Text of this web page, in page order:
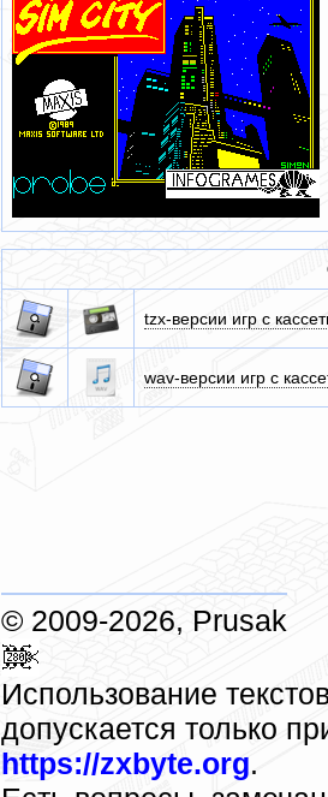
tzx-версии игр с
wav-версии игр с
© 2009-2026, Prusak
Использование
допускается только
https://zxbyte.org.